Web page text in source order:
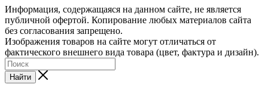
Информация, содержащаяся на данном сайте, не является
публичной офертой. Копирование любых материалов сайта
без согласования запрещено.
Изображения товаров на сайте могут отличаться от
фактического внешнего вида товара (цвет, фактура и дизайн).
Найти